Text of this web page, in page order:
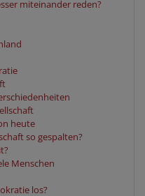
miteinander reden?
heute
so gespalten?
Menschen
los?